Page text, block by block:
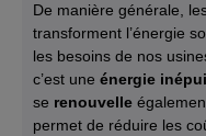
De manière générale,
transforment l’énergie
les besoins de nos
c’est une énergie
se renouvelle
permet de réduire les